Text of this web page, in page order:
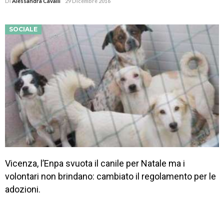
SOCIALE
Vicenza, lʼEnpa svuota il canile per Natale ma i
volontari non brindano: cambiato il regolamento per le
adozioni.